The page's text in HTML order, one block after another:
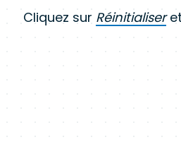
Cliquez sur Réinitialiser